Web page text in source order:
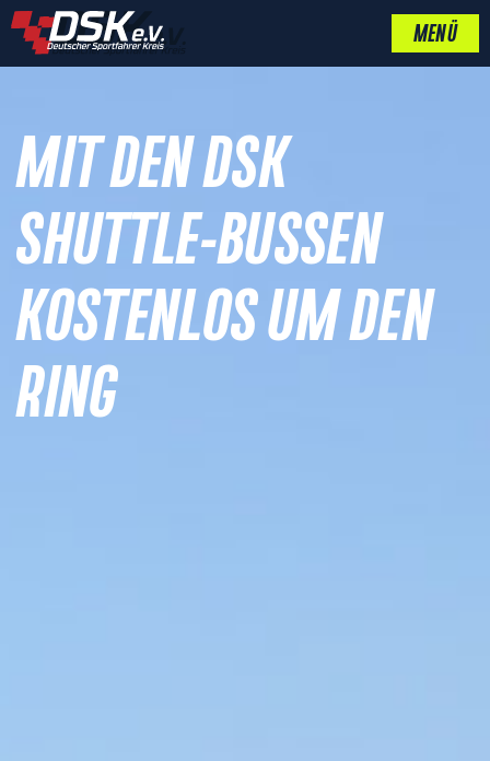
MENÜ
MIT DEN DSK
SHUTTLE-BUSSEN
KOSTENLOS UM DEN
RING